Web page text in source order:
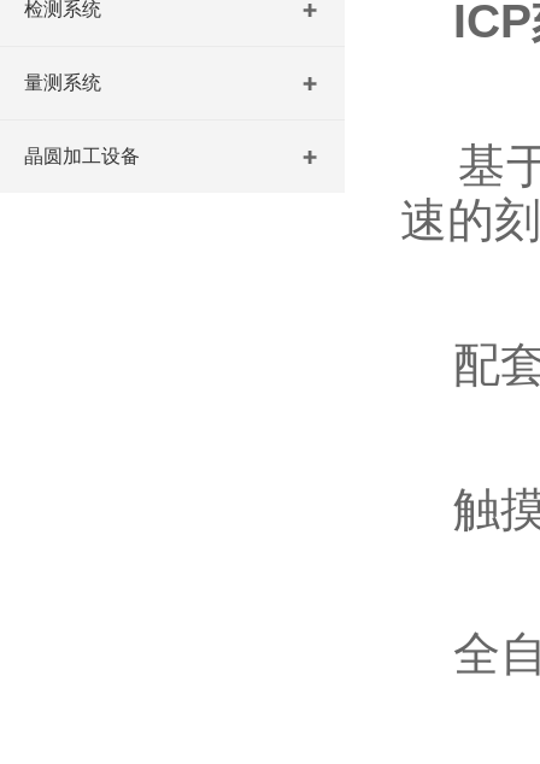
检测系统
量测系统
晶圆加工设备
基于
速的
配套
触
全自